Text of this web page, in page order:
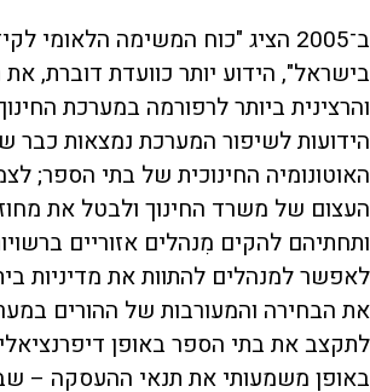
ב־2005 הציג "כוח המשימה הלאומי
בישראל", הידוע יותר כוועדת דוברת,
והרצינית ביותר לרפורמה במערכת
הידועות לשיפור המערכת נמצאות כבר
האוטונומיה החינוכית של בתי הספר;
העצום של משרד החינוך ולבטל את
ותחתיהם להקים מִנהלים אזוריים
לאפשר למנהלים להתוות את מדיניות
את הבחירה והמעורבות של ההורים
לתקצב את בתי הספר באופן
באופן משמעותי את תנאי ההעסקה –